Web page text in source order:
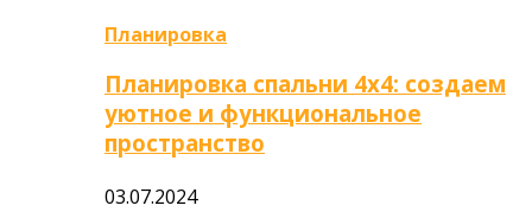
Планировка
Планировка спальни 4х4: создаем
уютное и функциональное
пространство
03.07.2024